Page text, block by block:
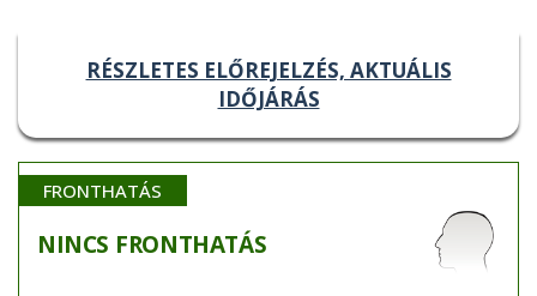
RÉSZLETES ELŐREJELZÉS, AKTUÁLIS
IDŐJÁRÁS
FRONTHATÁS
NINCS FRONTHATÁS